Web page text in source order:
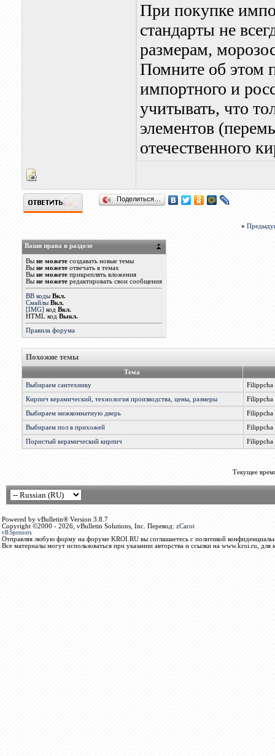
При покупке
стандарты не
размерам,
Помните об этом
импортного и
учитывать, что
элементов
отечественного
Поделиться…
«
Ваши права в разделе
Вы не можетесоздавать новые темы
Вы не можетеотвечать в темах
Вы не можетеприкреплять вложения
Вы не можетередактировать свои сообщения
BB коды Вкл.
Смайлы Вкл.
[IMG] код Вкл.
HTML код Выкл.
Правила форума
Похожие темы
Тема
Выбираем сантехнику
Filippcha
Кирпич керамический, технология производства, цены, размеры Filippcha
Выбираем межкомнатную дверь Filippcha
Выбираем пол в прихожей Filippcha
Пористый керамический кирпич Filippcha
Текущее
Powered by vBulletin® Version 3.8.7
Copyright ©2000 - 2026, vBulletin Solutions, Inc. Перевод: zCarot
vB.Sponsors
Отправляя любую форму на форуме KROI.RU вы соглашаетесь с политикой
Все материалы могут использоваться при указании авторства и ссылки на www.kroi.ru, для